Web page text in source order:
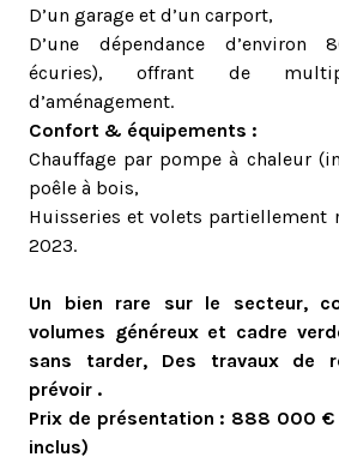
D’un garage et d’un carport,
D’une dépendance d’environ
écuries), offrant de
d’aménagement.
Confort & équipements :
Chauffage par pompe à chaleur
poêle à bois,
Huisseries et volets partiellement
2023.
Un bien rare sur le secteur,
volumes généreux et cadre
sans tarder, Des travaux de
prévoir .
Prix de présentation : 888 000 €
inclus)